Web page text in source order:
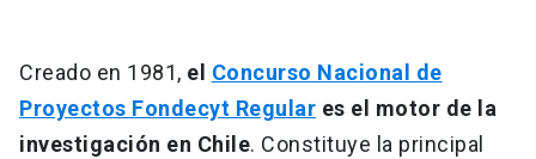
Creado en 1981, el Concurso Nacional de
Proyectos Fondecyt Regular es el motor de la
investigación en Chile. Constituye la principal